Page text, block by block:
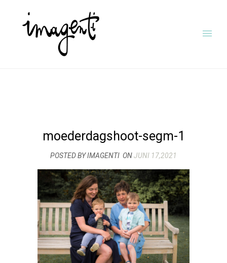
moederdagshoot-segm-1
POSTED BY IMAGENTI ONJUNI 17,2021